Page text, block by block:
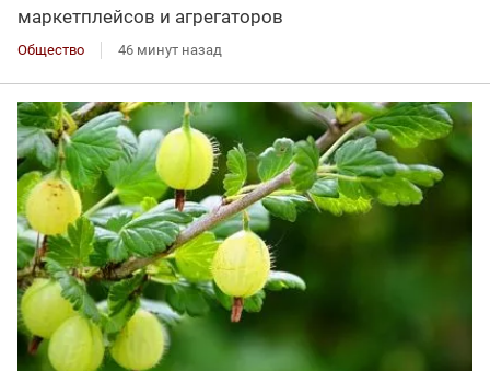
маркетплейсов и агрегаторов
Общество 46 минут назад